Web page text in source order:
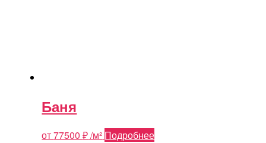
Баня
от77500₽/м² Подробнее